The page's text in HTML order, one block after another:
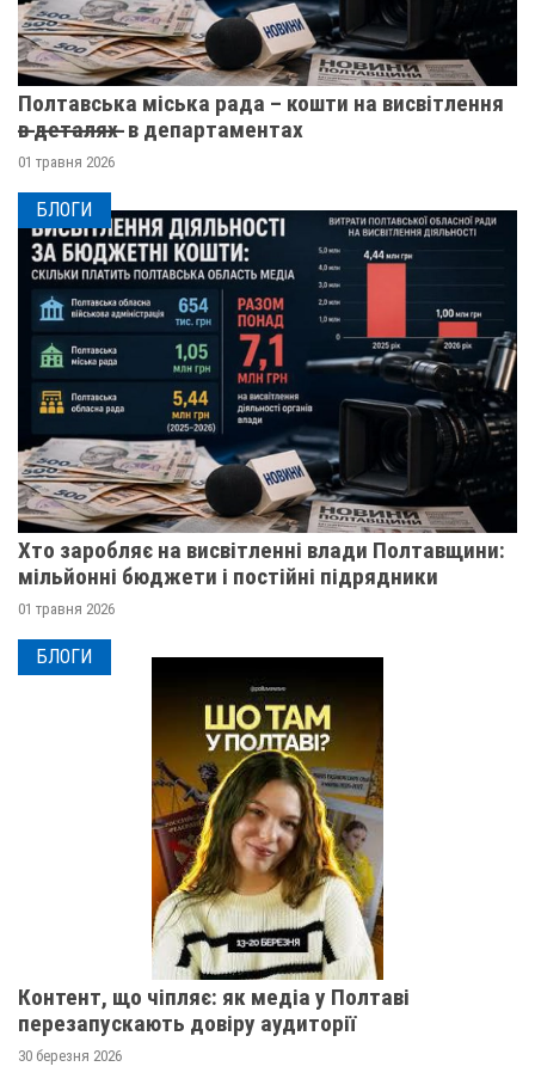
Полтавська міська рада – кошти на висвітлення
в̶ ̶д̶е̶т̶а̶л̶я̶х̶ ̶ в департаментах
01 травня 2026
БЛОГИ
Хто заробляє на висвітленні влади Полтавщини:
мільйонні бюджети і постійні підрядники
01 травня 2026
БЛОГИ
Контент, що чіпляє: як медіа у Полтаві
перезапускають довіру аудиторії
30 березня 2026